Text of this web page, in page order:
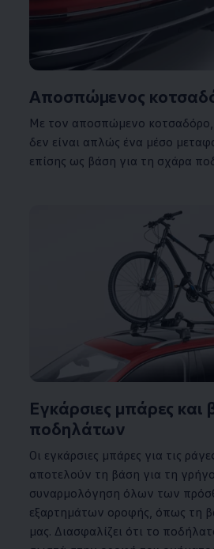
Αποσπώμενος
Με τον αποσπώμενο κοτσαδόρο,
δεν είναι απλώς ένα μέσο
επίσης ως βάση για τη σχάρα
Εγκάρσιες μπάρες και
ποδηλάτων
Οι εγκάρσιες μπάρες για τις
αποτελούν τη βάση για τη
συναρμολόγηση όλων των
εξαρτημάτων οροφής, όπως τη
μας. Διασφαλίζει ότι το